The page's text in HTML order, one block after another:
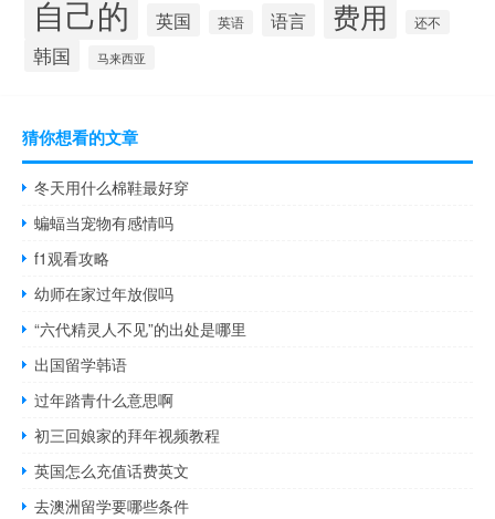
自己的 英国 英语 语言 费用 还不
韩国 马来西亚
猜你想看的文章
冬天用什么棉鞋最好穿
蝙蝠当宠物有感情吗
f1观看攻略
幼师在家过年放假吗
“六代精灵人不见”的出处是哪里
出国留学韩语
过年踏青什么意思啊
初三回娘家的拜年视频教程
英国怎么充值话费英文
去澳洲留学要哪些条件